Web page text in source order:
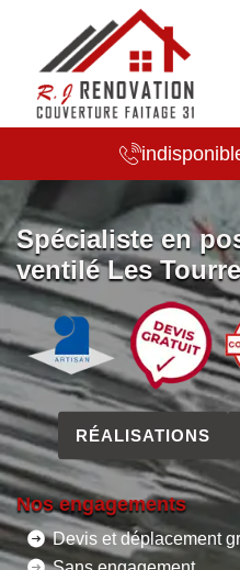
Spécialiste en
ventilé Les
RÉALISATIONS
Nos engagements
Devis et déplacement